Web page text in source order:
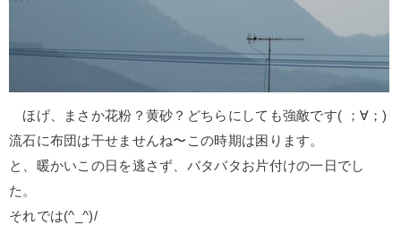
ほげ、まさか花粉？黄砂？どちらにしても強敵です( ；∀；)
流石に布団は干せませんね〜この時期は困ります。
と、暖かいこの日を逃さず、バタバタお片付けの一日でし
た。
それでは(^_^)/